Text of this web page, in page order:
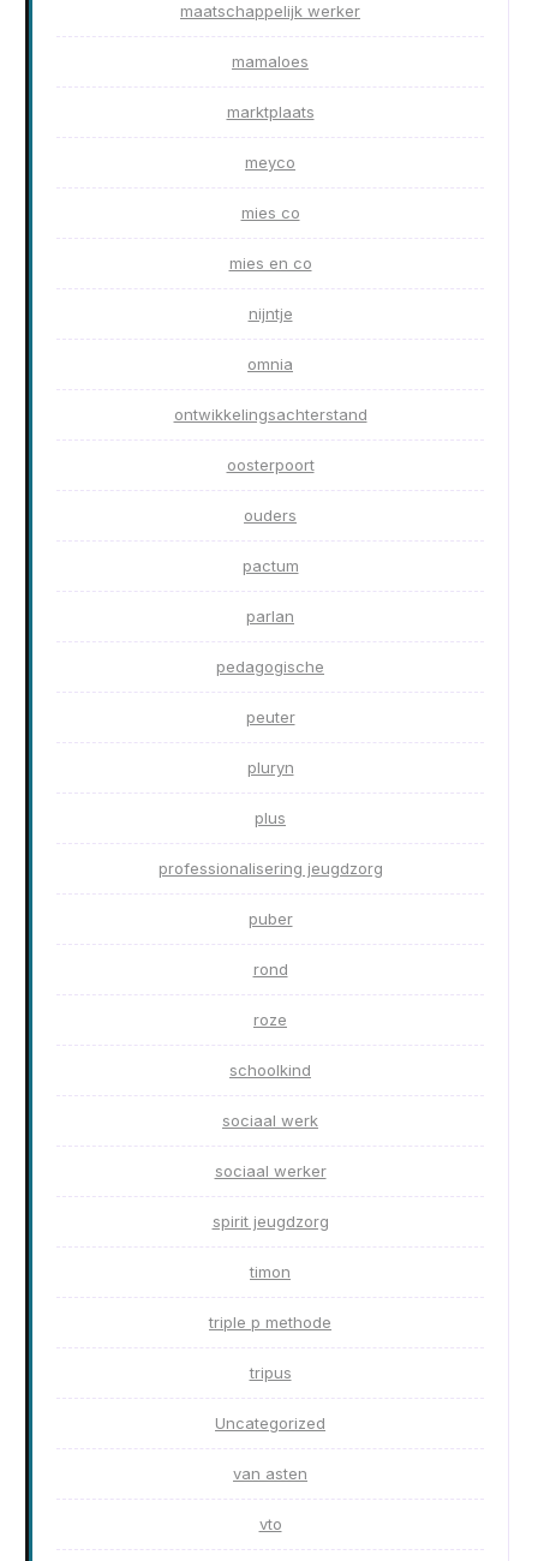
maatschappelijk werker
mamaloes
marktplaats
meyco
mies co
mies en co
nijntje
omnia
ontwikkelingsachterstand
oosterpoort
ouders
pactum
parlan
pedagogische
peuter
pluryn
plus
professionalisering jeugdzorg
puber
rond
roze
schoolkind
sociaal werk
sociaal werker
spirit jeugdzorg
timon
triple p methode
tripus
Uncategorized
van asten
vto